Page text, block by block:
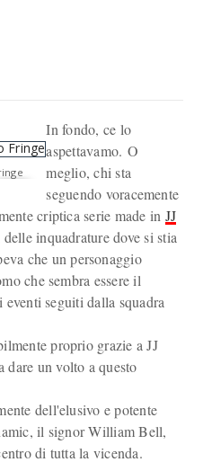
In fondo, ce lo
aspettavamo. O
meglio, chi sta
seguendo voracemente
criptica serie made in JJ
inquadrature dove si stia
che un personaggio
che sembra essere il
seguiti dalla squadra
proprio grazie a JJ
dare un volto a questo
dell'elusivo e potente
il signor William Bell,
di tutta la vicenda.